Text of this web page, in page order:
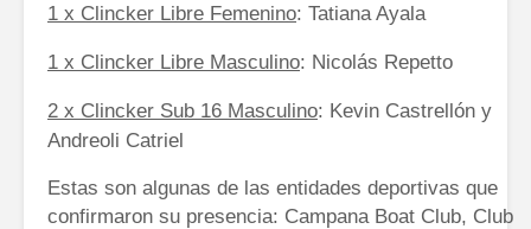
1 x Clincker Libre Femenino: Tatiana Ayala
1 x Clincker Libre Masculino: Nicolás Repetto
2 x Clincker Sub 16 Masculino: Kevin Castrellón y
Andreoli Catriel
Estas son algunas de las entidades deportivas que
confirmaron su presencia: Campana Boat Club, Club